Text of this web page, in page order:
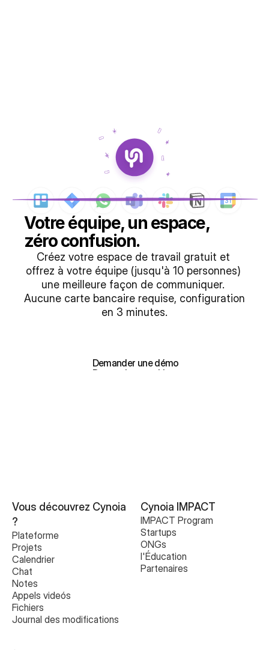
Votre équipe, un espace,
zéro confusion.
Créez votre espace de travail gratuit et
offrez à votre équipe (jusqu'à 10 personnes)
une meilleure façon de communiquer.
Aucune carte bancaire requise, configuration
en 3 minutes.
Demander une démo
Demander une démo
Vous découvrez Cynoia
?
Plateforme
Projets
Calendrier
Chat
Notes
Appels videós
Fichiers
Journal des modifications
Cynoia IMPACT
IMPACT Program
Startups
ONGs
l'Éducation
Partenaires